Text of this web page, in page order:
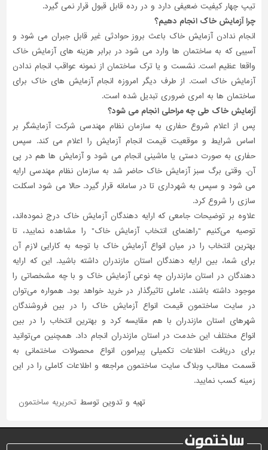
تیپ چهار کیفیت ضعیفی دارد و در رده قابل قبول قرار نمی گیرد.
چرا آزمایش خاک انجام دهیم؟
انجام ندادن آزمایش خاک باعث بروز حوادثی غیر قابل جبران می شود و
آسیبی که به ساختمان ها وارد می شود در برابر هزینه های آزمایش خاک
واقعا عظیم است. نشست و یا ترک ساختمان از نمونه عواقب انجام ندادن
آزمایش خاک است. از طرف دیگر امروزه انجام آزمایش های خاک برای
ساختمان ها به امری ضروری تبدیل شده است.
آزمایش خاک طی چه مراحلی انجام می شود؟
پس از اعلام شروع حفاری به سازمان نظام مهندسی شرکت آزمایشگر بر
اساس شرایط و موقعیت قیمت انجام آزمایش را اعلام می کند. سپس
حفاری به صورت دستی یا ماشینی انجام می شود و آزمایش ها هم در پی
آن. وقتی برگ سبز آزمایش خاک حاضر شد به سازمان نظام مهندسی ارایه
می شود و سپس به شهرداری تا در سامانه قرار گیرد. حالا می شود اسکلت
سازی را شروع کرد.
علاوه بر توضیحات جامعی که ارایه دهندگان آزمایش خاک درج نموده‌اند،
توصیه می‌کنیم "راهنمای انتخاب آزمایش خاک" را مشاهده نمایید، تا
بهترین انتخاب را در میان انواع آزمایش خاک با توجه به کارایی لازم آن
برای شما، بین ارایه دهندگان استان مازندران داشته باشید. این که ارایه
دهندگان در استان مازندران چه نوعی آزمایش خاک و با چه مشخصاتی را
موجود داشته باشند، عاملی تاثیر‌گذار در خرید خواهد بود. همواره می‌توان
در سایت ساختمون قیمت انواع آزمایش خاک را در بین فروشندگان
شهرهای استان مازندران با هم مقایسه کرد و بهترین انتخاب را در بین
انواع مختلف این خدمت در استان مازندران انجام داد. همچنین می‌توانید
برای دریافت اطلاعات تکمیلی پیرامون انواع محصولات ساختمانی به
قسمت مطالب وبلاگ سایت ساختمون مراجعه و اطلاعات کاملی را در این
زمینه کسب نمایید.
تهیه و تدوین توسط تحریریه ساختمون